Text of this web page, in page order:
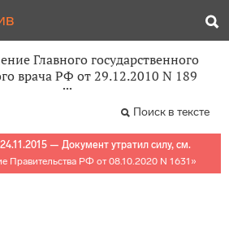
Главного государственного
врача РФ от 29.12.2010 N 189
Поиск в тексте
— Документ утратил силу, см.
Правительства РФ от 08.10.2020 N 1631 »